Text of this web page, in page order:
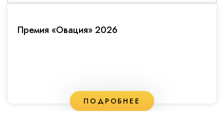
Премия «Овация» 2026
ПОДРОБНЕЕ